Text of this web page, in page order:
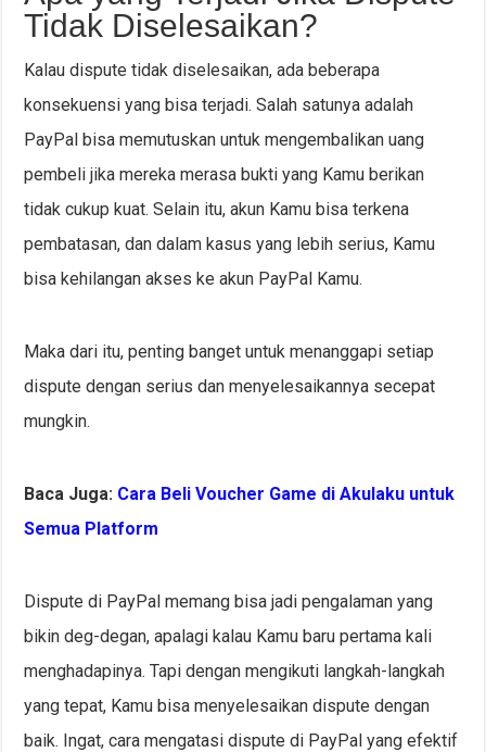
Tidak Diselesaikan?
Kalau dispute tidak diselesaikan, ada beberapa
konsekuensi yang bisa terjadi. Salah satunya adalah
PayPal bisa memutuskan untuk mengembalikan uang
pembeli jika mereka merasa bukti yang Kamu berikan
tidak cukup kuat. Selain itu, akun Kamu bisa terkena
pembatasan, dan dalam kasus yang lebih serius, Kamu
bisa kehilangan akses ke akun PayPal Kamu.
Maka dari itu, penting banget untuk menanggapi setiap
dispute dengan serius dan menyelesaikannya secepat
mungkin.
Baca Juga: Cara Beli Voucher Game di Akulaku untuk
Semua Platform
Dispute di PayPal memang bisa jadi pengalaman yang
bikin deg-degan, apalagi kalau Kamu baru pertama kali
menghadapinya. Tapi dengan mengikuti langkah-langkah
yang tepat, Kamu bisa menyelesaikan dispute dengan
baik. Ingat, cara mengatasi dispute di PayPal yang efektif